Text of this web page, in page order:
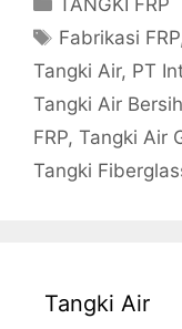
TANGKI FRP
Tags
Fabrikasi FRP
Tangki Air, PT
Tangki Air Bersih
FRP, Tangki Air
Tangki
Tangki Air